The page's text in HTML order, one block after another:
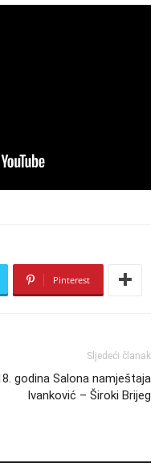
Pinterest
Sljedeći članak
godina Salona namještaja
Ivanković – Široki Brijeg